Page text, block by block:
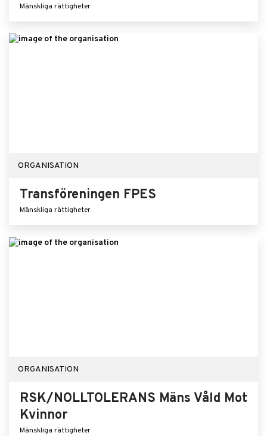
Mänskliga rättigheter
ORGANISATION
Transföreningen FPES
Mänskliga rättigheter
ORGANISATION
RSK/NOLLTOLERANS Mäns Våld Mot
Kvinnor
Mänskliga rättigheter